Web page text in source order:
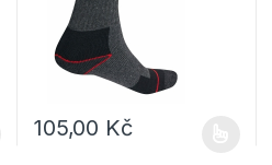
105,00 Kč